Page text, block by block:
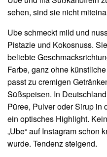
sehen, sind sie nicht
Ube schmeckt mild und
Pistazie und Kokosnuss.
beliebte
Farbe, ganz ohne
passt zu cremigen
Süßspeisen. In
Püree, Pulver oder Sirup in
ein optisches Highlight.
„Ube“ auf Instagram schon
wurde. Tendenz steigend.